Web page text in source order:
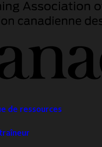
de ressources